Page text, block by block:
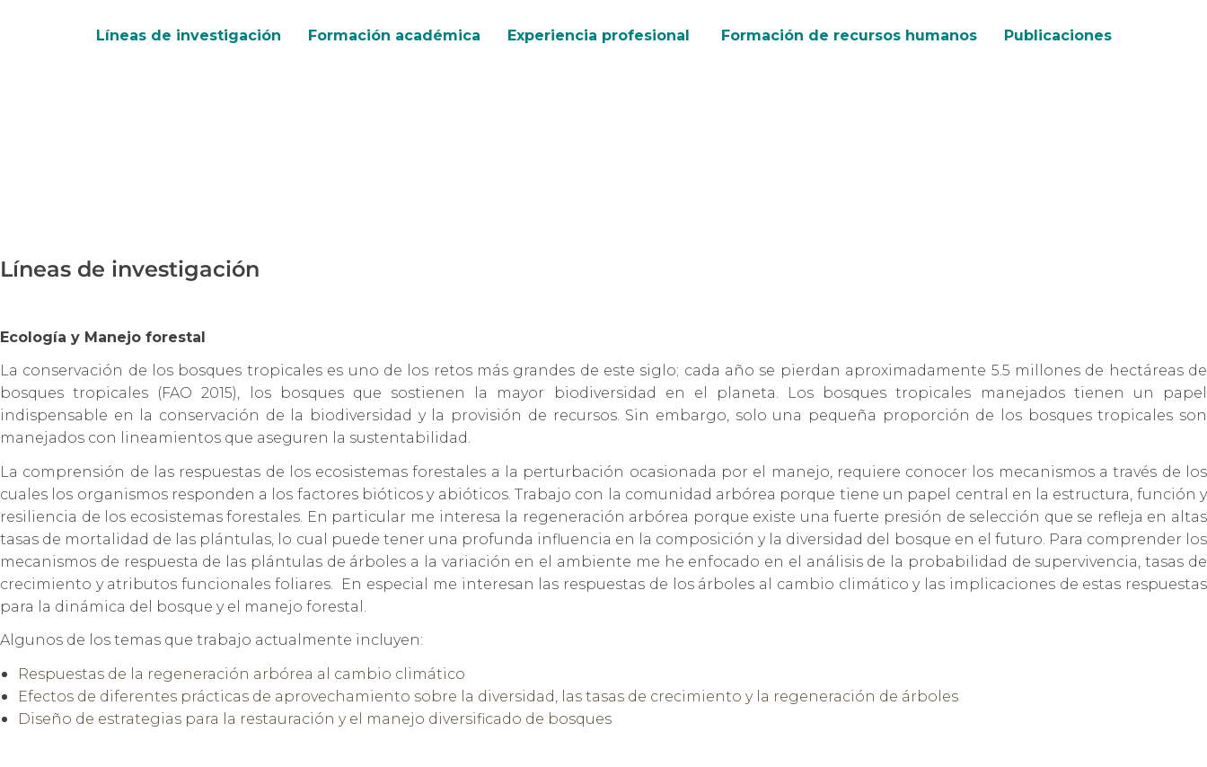
Líneas de investigación Formación académica Experiencia profesional Formación de recursos humanos Publicaciones
Líneas de investigación
Ecología y Manejo forestal
La conservación de los bosques tropicales es uno de los retos más grandes de este siglo; cada año se pierdan aproximadamente 5.5 millones de hectáreas de
bosques tropicales (FAO 2015), los bosques que sostienen la mayor biodiversidad en el planeta. Los bosques tropicales manejados tienen un papel
indispensable en la conservación de la biodiversidad y la provisión de recursos. Sin embargo, solo una pequeña proporción de los bosques tropicales son
manejados con lineamientos que aseguren la sustentabilidad.
La comprensión de las respuestas de los ecosistemas forestales a la perturbación ocasionada por el manejo, requiere conocer los mecanismos a través de los
cuales los organismos responden a los factores bióticos y abióticos. Trabajo con la comunidad arbórea porque tiene un papel central en la estructura, función y
resiliencia de los ecosistemas forestales. En particular me interesa la regeneración arbórea porque existe una fuerte presión de selección que se refleja en altas
tasas de mortalidad de las plántulas, lo cual puede tener una profunda influencia en la composición y la diversidad del bosque en el futuro. Para comprender los
mecanismos de respuesta de las plántulas de árboles a la variación en el ambiente me he enfocado en el análisis de la probabilidad de supervivencia, tasas de
crecimiento y atributos funcionales foliares. En especial me interesan las respuestas de los árboles al cambio climático y las implicaciones de estas respuestas
para la dinámica del bosque y el manejo forestal.
Algunos de los temas que trabajo actualmente incluyen:
Respuestas de la regeneración arbórea al cambio climático
Efectos de diferentes prácticas de aprovechamiento sobre la diversidad, las tasas de crecimiento y la regeneración de árboles
Diseño de estrategias para la restauración y el manejo diversificado de bosques